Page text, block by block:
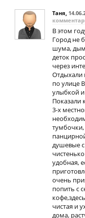
Таня,
В этом
Город не
шума,
деток
через
Отдыхали
по улице
улыбкой
Показали
3-х
душевые с
удобная,
очень
попить с
чистая и
дома,